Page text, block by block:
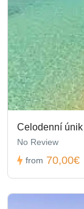
Celodenní
No Review
from 70,00€